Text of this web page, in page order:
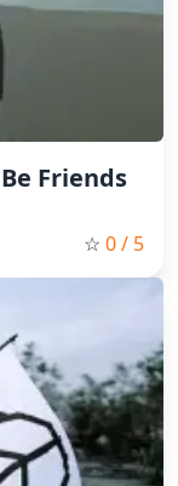
Friends
☆ 0/ 5